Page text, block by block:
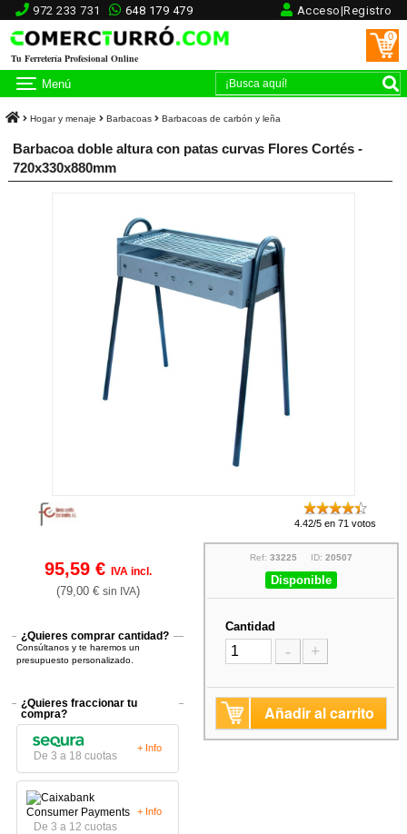
972 233 731 648 179 479 Acceso|Registro
Tu Ferretería Profesional Online
0
Menú
Hogar y menaje Barbacoas Barbacoas de carbón y leña
Barbacoa doble altura con patas curvas Flores Cortés -
720x330x880mm
4.42/5 en 71 votos
95,59 € IVA incl.
(79,00 € sin IVA)
¿Quieres comprar cantidad?
Consúltanos y te haremos un
presupuesto personalizado.
¿Quieres fraccionar tu
compra?
De 3 a 18 cuotas
+ Info
De 3 a 12 cuotas
+ Info
Ref: 33225 ID: 20507
Disponible
Cantidad
- +
Añadir al carrito